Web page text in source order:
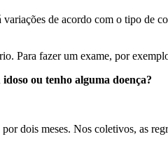
de acordo com o tipo de
Para fazer um exame, por
ou tenho alguma doença?
dois meses. Nos coletivos, as